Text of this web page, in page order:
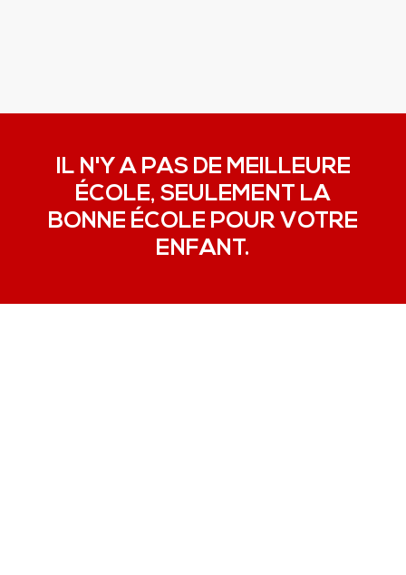
IL N'Y A PAS DE MEILLEURE
ÉCOLE, SEULEMENT LA
BONNE ÉCOLE POUR VOTRE
ENFANT.